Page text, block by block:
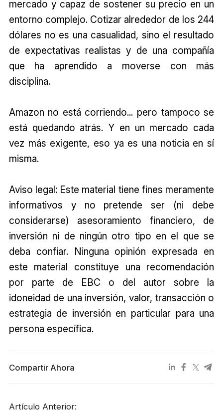
mercado y capaz de sostener su precio en un
entorno complejo. Cotizar alrededor de los 244
dólares no es una casualidad, sino el resultado
de expectativas realistas y de una compañía
que ha aprendido a moverse con más
disciplina.
Amazon no está corriendo... pero tampoco se
está quedando atrás. Y en un mercado cada
vez más exigente, eso ya es una noticia en sí
misma.
Aviso legal: Este material tiene fines meramente
informativos y no pretende ser (ni debe
considerarse) asesoramiento financiero, de
inversión ni de ningún otro tipo en el que se
deba confiar. Ninguna opinión expresada en
este material constituye una recomendación
por parte de EBC o del autor sobre la
idoneidad de una inversión, valor, transacción o
estrategia de inversión en particular para una
persona específica.
Compartir Ahora
Artículo Anterior: